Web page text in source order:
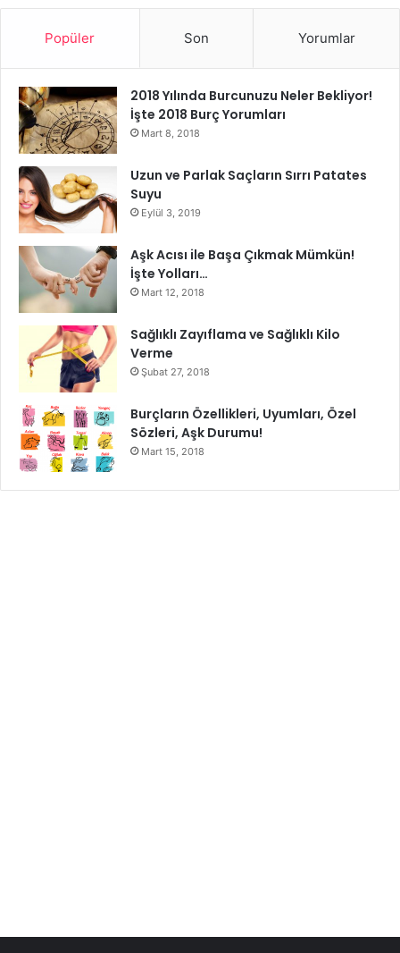
İkna edici metin yazarlığı , bir ürün veya hizmeti bir metin,
yazarlığı hizmetine bağlıdır . Aslında, kullanıcıyı daha
bilinçli ve ilgili kılmak için bunların deneyimi ve
kullanışlılığı anlatılmaktadır.
Metin Yazarlığı
Popüler Son Yorumlar
2018 Yılında Burcunuzu Neler Bekliyor!
İşte 2018 Burç Yorumları
Mart 8, 2018
Uzun ve Parlak Saçların Sırrı Patates
Suyu
Eylül 3, 2019
Aşk Acısı ile Başa Çıkmak Mümkün!
İşte Yolları…
Mart 12, 2018
Sağlıklı Zayıflama ve Sağlıklı Kilo
Verme
Şubat 27, 2018
Burçların Özellikleri, Uyumları, Özel
Sözleri, Aşk Durumu!
Mart 15, 2018